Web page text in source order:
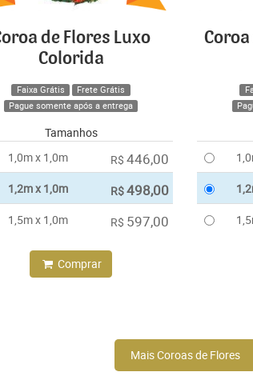
de Flores Luxo
Colorida
Faixa Grátis
Frete Grátis
Pague somente após a entrega
Tamanhos
1,0m x 1,0m
R$ 446,00
1,2m x 1,0m R$498,00
1,5m x 1,0m R$ 597,00
Comprar
Mais Coroas de Flores